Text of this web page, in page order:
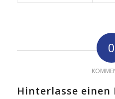
0
Hinterlasse einen